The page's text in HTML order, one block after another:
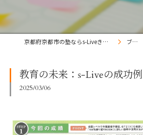
京都府京都市の塾ならs-Liveきょうと梅小路校 ブログ
教育の未来：s-Liveの成功例
2025/03/06